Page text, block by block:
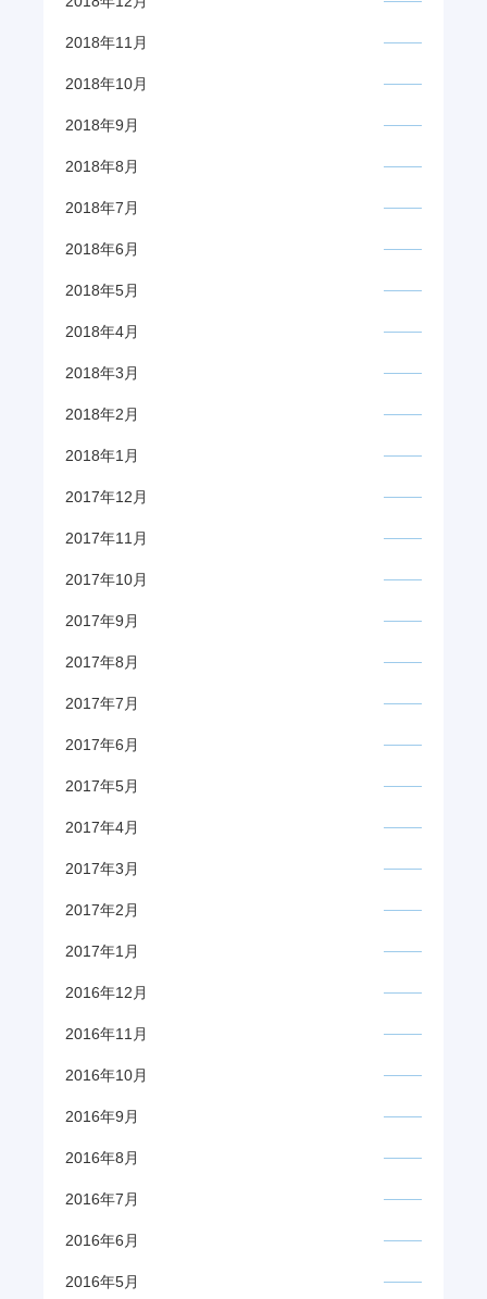
2018年11月
2018年10月
2018年9月
2018年8月
2018年7月
2018年6月
2018年5月
2018年4月
2018年3月
2018年2月
2018年1月
2017年12月
2017年11月
2017年10月
2017年9月
2017年8月
2017年7月
2017年6月
2017年5月
2017年4月
2017年3月
2017年2月
2017年1月
2016年12月
2016年11月
2016年10月
2016年9月
2016年8月
2016年7月
2016年6月
2016年5月